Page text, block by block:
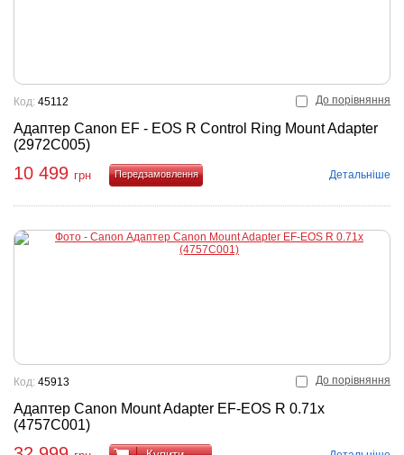
До порівняння
Адаптер Canon EF - EOS R Control Ring Mount Adapter
(2972C005)
Код: 45112
10 499 грн
Детальніше
До порівняння
Адаптер Canon Mount Adapter EF-EOS R 0.71x
(4757C001)
Код: 45913